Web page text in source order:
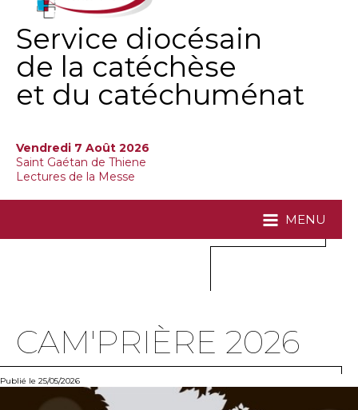
Service diocésain
de la catéchèse
et du catéchuménat
Vendredi 7 Août 2026
Saint Gaétan de Thiene
Lectures de la Messe
MENU
CAM'PRIÈRE 2026
Publié le 25/05/2026